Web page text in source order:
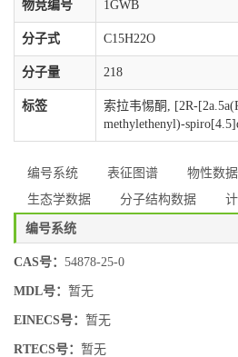
物竞编号 1GWB
分子式 C15H22O
分子量 218
标签
索拉韦惕酮, [2R-
methylethenyl)-
编号系统 表征图谱 物性数据
生态学数据
分子结构数据
编号系统
CAS号： 54878-25-0
MDL号： 暂无
EINECS号： 暂无
RTECS号： 暂无